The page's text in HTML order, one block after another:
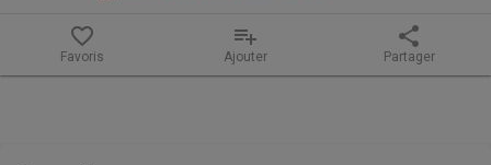
favorite_border
Favoris
playlist_add
Ajouter
share
Partager